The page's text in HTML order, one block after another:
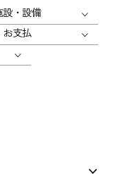
・設備
支払